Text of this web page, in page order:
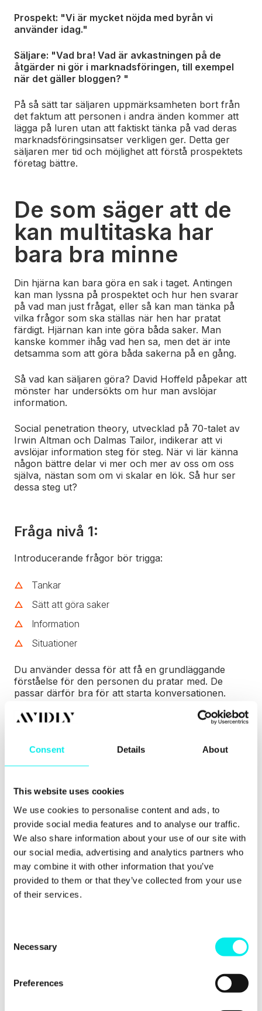
Consent Details About
This website uses cookies
We use cookies to personalise content and ads, to
provide social media features and to analyse our traffic.
We also share information about your use of our site with
our social media, advertising and analytics partners who
may combine it with other information that you’ve
provided to them or that they’ve collected from your use
of their services.
Necessary
Preferences
Prospekt: ​​"Vi är mycket nöjda med byrån vi
använder idag."
Säljare: "Vad bra! Vad är avkastningen på de
åtgärder ni gör i marknadsföringen, till exempel
när det gäller bloggen? "
På så sätt tar säljaren uppmärksamheten bort från
det faktum att personen i andra änden kommer att
lägga på luren utan att faktiskt tänka på vad deras
marknadsföringsinsatser verkligen ger. Detta ger
säljaren mer tid och möjlighet att förstå prospektets
företag bättre.
De som säger att de
kan multitaska har
bara bra minne
Din hjärna kan bara göra en sak i taget. Antingen
kan man lyssna på prospektet och hur hen svarar
på vad man just frågat, eller så kan man tänka på
vilka frågor som ska ställas när hen har pratat
färdigt. Hjärnan kan inte göra båda saker. Man
kanske kommer ihåg vad hen sa, men det är inte
detsamma som att göra båda sakerna på en gång.
Så vad kan säljaren göra? David Hoffeld påpekar att
mönster har undersökts om hur man avslöjar
information.
Social penetration theory, utvecklad på 70-talet av
Irwin Altman och Dalmas Tailor, indikerar att vi
avslöjar information steg för steg. När vi lär känna
någon bättre delar vi mer och mer av oss om oss
själva, nästan som om vi skalar en lök. Så hur ser
dessa steg ut?
Fråga nivå 1:
Introducerande frågor bör trigga:
Tankar
Sätt att göra saker
Information
Situationer
Du använder dessa för att få en grundläggande
förståelse för den personen du pratar med. De
passar därför bra för att starta konversationen.
Det här är exempel på frågor som de flesta säljare
Hur gör ni när ni ska välja nya leverantörer?
Vad är er budget?
Vem fattar detta beslut?
Men tyvärr stannar många säljare här. Frågorna
ovan driver inte konversationen vidare, eller låter
säljaren i större utsträckning utforska kundens
behov.
Fråga nivå 2:
att ta samtalet ett steg längre. Det här är ofta frågor